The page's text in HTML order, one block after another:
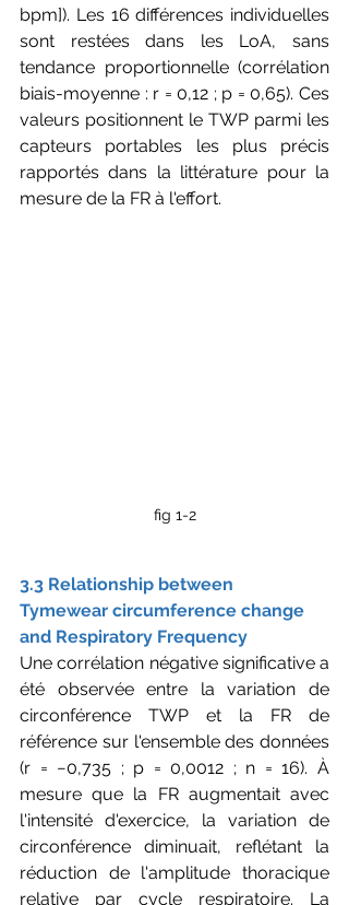
bpm]). Les 16 différences individuelles
sont restées dans les LoA, sans
tendance proportionnelle (corrélation
biais-moyenne : r = 0,12 ; p = 0,65). Ces
valeurs positionnent le TWP parmi les
capteurs portables les plus précis
rapportés dans la littérature pour la
mesure de la FR à l'effort.
fig 1-2
3.3 Relationship between
Tymewear circumference change
and Respiratory Frequency
Une corrélation négative significative a
été observée entre la variation de
circonférence TWP et la FR de
référence sur l'ensemble des données
(r = −0,735 ; p = 0,0012 ; n = 16). À
mesure que la FR augmentait avec
l'intensité d'exercice, la variation de
circonférence diminuait, reflétant la
réduction de l'amplitude thoracique
relative par cycle respiratoire. La